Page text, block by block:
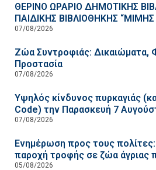
ΘΕΡΙΝΟ ΩΡΑΡΙΟ ΔΗΜΟΤΙΚΗΣ
ΠΑΙΔΙΚΗΣ ΒΙΒΛΙΟΘΗΚΗΣ
07/08/2026
Ζώα Συντροφιάς: Δικαιώματα,
Προστασία
07/08/2026
Υψηλός κίνδυνος πυρκαγιάς
Code) την Παρασκευή 7
07/08/2026
Ενημέρωση προς τους
παροχή τροφής σε ζώα άγριας
05/08/2026